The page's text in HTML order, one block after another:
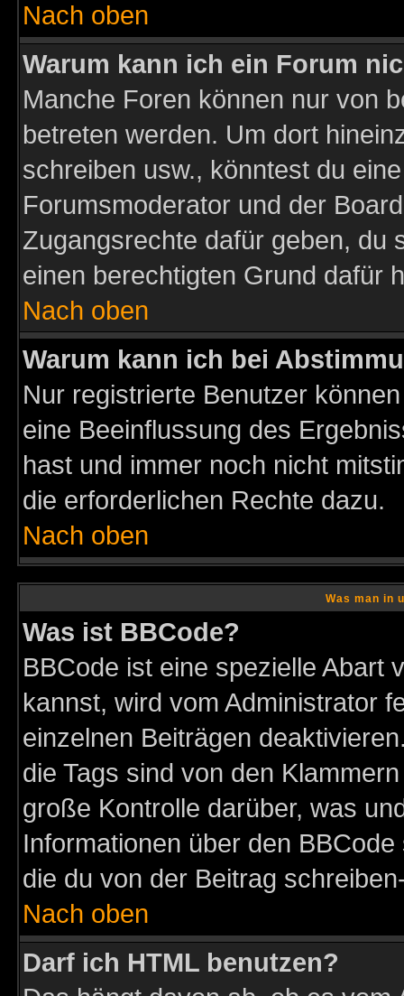
Nach oben
Warum kann ich ein Forum
Manche Foren können nur von
betreten werden. Um dort
schreiben usw., könntest du
Forumsmoderator und der
Zugangsrechte dafür geben, du
einen berechtigten Grund dafür
Nach oben
Warum kann ich bei
Nur registrierte Benutzer
eine Beeinflussung des
hast und immer noch nicht
die erforderlichen Rechte dazu.
Nach oben
Was man in
Was ist BBCode?
BBCode ist eine spezielle Abart
kannst, wird vom Administrator
einzelnen Beiträgen
die Tags sind von den
große Kontrolle darüber, was
Informationen über den
die du von der Beitrag
Nach oben
Darf ich HTML benutzen?